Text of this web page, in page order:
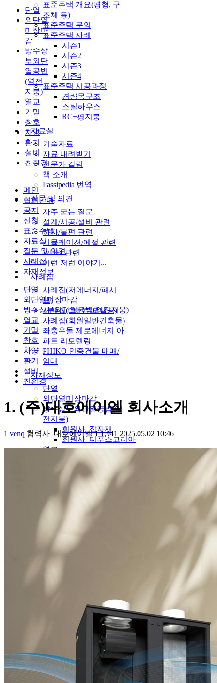
표준주택 개요(평형, 구
조체 등)
표준주택 문의
표준주택 사례
시즌1
시즌2
시즌3
시즌4
표준주택 시공과정
경량목구조
스틸하우스
RC+평지붕
자료실
기술자료
자료 내려받기
전문가 칼럼
책 소개
Passipedia 번역
질문 및 의견
자주 묻는 질문
설계/시공/설비 관련
하자/불편 관련
시뮬레이션/에절 관련
WUFI 관련
이런 저런 이야기...
사례집
사례집(저에너지/패시
브)
사례집(그린리모델링)
사례집(회원일반건축물)
좌충우돌 제로에너지 아
파트 리모델링
PHIKO 인증건물 매매/
임대
자재정보
단열
외단열미장마감
방수상부외단열공법(역
전지붕)
회원사_잡자재
회원사_티푸스코리아
열교
설비
친환경
단열
외단열
미장마
감
방수상
부외단
열공법
(역전
지붕)
열교
기밀
창호
차양
환기
설비
친환경
메인
협회안내
공지
신청
표준주택
자료실
질문 및 의견
사례집
자재정보
단열
외단열미장마감
방수상부외단열공법(역전지붕)
열교
기밀
창호
차양
환기
설비
친환경
1. (주)대호에이엘 회사소개
1 venq 협력사_대호에이엘1 1,941 2025.05.02 10:46